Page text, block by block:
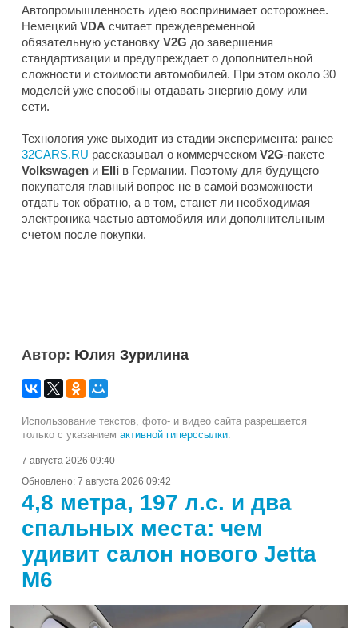
Автопромышленность идею воспринимает осторожнее.
Немецкий VDA считает преждевременной
обязательную установку V2G до завершения
стандартизации и предупреждает о дополнительной
сложности и стоимости автомобилей. При этом около 30
моделей уже способны отдавать энергию дому или
сети.
Технология уже выходит из стадии эксперимента: ранее
32CARS.RU рассказывал о коммерческом V2G-пакете
Volkswagen и Elli в Германии. Поэтому для будущего
покупателя главный вопрос не в самой возможности
отдать ток обратно, а в том, станет ли необходимая
электроника частью автомобиля или дополнительным
счетом после покупки.
Автор: Юлия Зурилина
Использование текстов, фото- и видео сайта разрешается
только с указанием активной гиперссылки.
7 августа 2026 09:40
Обновлено: 7 августа 2026 09:42
4,8 метра, 197 л.с. и два
спальных места: чем
удивит салон нового Jetta
M6